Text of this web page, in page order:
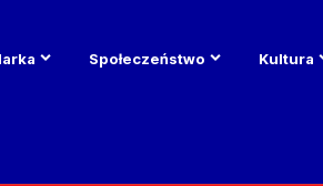
Społeczeństwo Kultura